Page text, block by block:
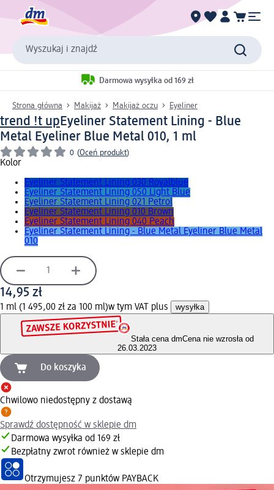
Wyszukaj i znajdź
Darmowa wysyłka od 169 zł
Strona główna Makijaż Makijaż oczu Eyeliner
trend !t upEyeliner Statement Lining - Blue
Metal Eyeliner Blue Metal 010, 1 ml
0 (Oceń produkt)
Kolor
Eyeliner Statement Lining 030 Royalblue
Eyeliner Statement Lining 050 Light Blue
Eyeliner Statement Lining 021 Petrol
Eyeliner Statement Lining 010 Brown
Eyeliner Statement Lining 040 Peach
Eyeliner Statement Lining - Blue Metal Eyeliner Blue Metal
010
14,95 zł
1 ml (1 495,00 zł za 100 ml)w tym VAT plus wysyłka
Stała cena dmCena nie wzrosła od
26.03.2023
Do koszyka
Chwilowo niedostępny z dostawą
Sprawdź dostępność w sklepie dm
Darmowa wysyłka od 169 zł
Bezpłatny zwrot również w sklepie dm
Otrzymujesz 7 punktów PAYBACK